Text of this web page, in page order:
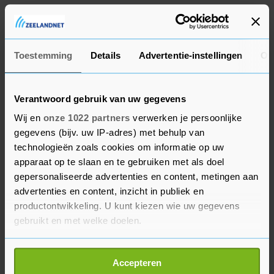
Toestemming Details Advertentie-instellingen
Verantwoord gebruik van uw gegevens
Wij en onze 1022 partners verwerken je persoonlijke
gegevens (bijv. uw IP-adres) met behulp van
technologieën zoals cookies om informatie op uw
apparaat op te slaan en te gebruiken met als doel
gepersonaliseerde advertenties en content, metingen aan
advertenties en content, inzicht in publiek en
productontwikkeling. U kunt kiezen wie uw gegevens
gebruikt en met welke doelen.
Als u het toestaat, willen we ook graag:
Informatie verzamelen over uw geografische
Accepteren
Ook D66 wil voorkomen dat in zwaar getroffen
sectoren banen sneuvelen. Een uniform wettelijk
minimumloon is "verstandig", vindt Kamerlid
Steven van Weyenberg, maar over de hoogte wil
hij het nog wel eens hebben. D66 kwam onlangs
zelf met een voorstel om het minimumloon fors
te verhogen, en tegelijkertijd het veel
bekritiseerde toeslagenstelsel af te schaffen.
De ChristenUnie is "zeer te spreken" over de
strekking van het wetsvoorstel. "Een wettelijk
minimumuurloon heeft grote en structurele
voordelen", vindt Kamerlid Eppo Bruins. Het
minimumloon wordt daarmee "eerlijker,
inzichtelijker en moderner." De kleinste
coalitiepartij staat ook positief tegenover de